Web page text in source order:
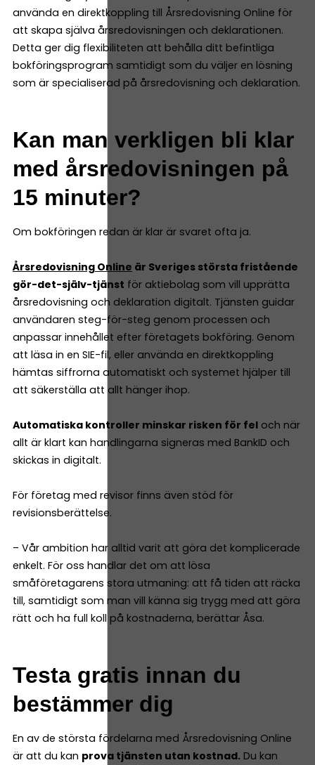
använda en direktkoppling till Årsredovisning Online för
att skapa själva årsredovisningen och deklarationen.
Detta ger dig flexibiliteten att behålla ditt befintliga
bokföringsprogram samtidigt som du väljer en lösning
som är specialiserad på årsredovisning och deklaration.
Kan man verkligen bli klar
med årsredovisningen på
15 minuter?
Om bokföringen redan är klar är svaret ofta ja.
Årsredovisning Online är Sveriges största fristående
gör-det-själv-tjänst för aktiebolag som vill upprätta
årsredovisning och deklaration digitalt. Tjänsten guidar
användaren steg-för-steg genom processen och
anpassar innehållet efter företagets bokföring. Genom
att läsa in en SIE-fil, eller använda en direktkoppling
hämtas siffrorna automatiskt och systemet hjälper till
att säkerställa att allt hänger ihop.
Automatiska kontroller minskar risken för fel och när
allt är klart kan handlingarna signeras med BankID och
skickas in digitalt.
För företag med revisor finns även stöd för
revisionsberättelse.
– Vår ambition har alltid varit att göra det komplicerade
enkelt. För oss handlar det om att lösa
småföretagarens stora utmaning: att få tiden att räcka
till, samtidigt som man vill känna sig trygg med att göra
rätt och ha full koll på kostnaderna, berättar Åsa.
Testa gratis innan du
bestämmer dig
En av de största fördelarna med Årsredovisning Online
är att du kan prova tjänsten utan kostnad. Du kan